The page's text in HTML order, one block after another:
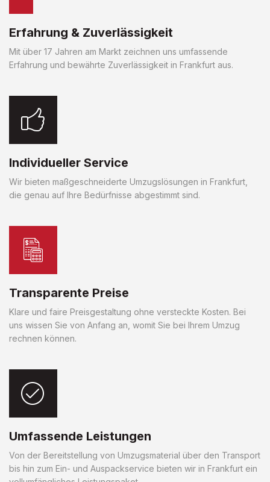
Erfahrung & Zuverlässigkeit
Mit über 17 Jahren am Markt zeichnen uns umfassende
Erfahrung und bewährte Zuverlässigkeit in Frankfurt aus.
Individueller Service
Wir bieten maßgeschneiderte Umzugslösungen in Frankfurt,
die genau auf Ihre Bedürfnisse abgestimmt sind.
Transparente Preise
Klare und faire Preisgestaltung ohne versteckte Kosten. Bei
uns wissen Sie von Anfang an, womit Sie bei Ihrem Umzug
rechnen können.
Umfassende Leistungen
Von der Bereitstellung von Umzugsmaterial über den Transport
bis hin zum Ein- und Auspackservice bieten wir in Frankfurt ein